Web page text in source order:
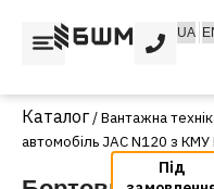
UA
/Вантажна
автомобіль JAC N120 з